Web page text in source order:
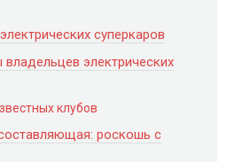
суперкаров
электрических
клубов
роскошь с